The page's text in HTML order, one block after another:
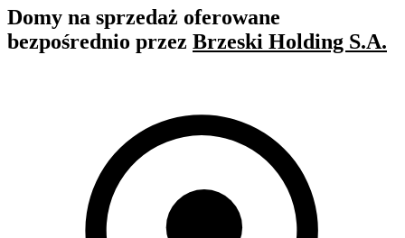
Domy na sprzedaż oferowane
bezpośrednio przez Brzeski Holding S.A.